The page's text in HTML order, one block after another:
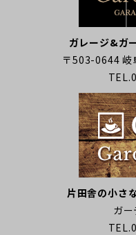
ガレージ&ガ
〒503-0644 岐
片田舎の小さ
ガ